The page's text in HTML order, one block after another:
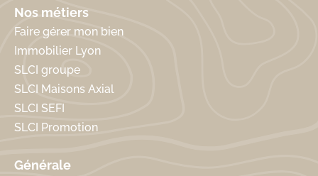
Nos métiers
Faire gérer mon bien
Immobilier Lyon
SLCI groupe
SLCI Maisons Axial
SLCI SEFI
SLCI Promotion
Générale